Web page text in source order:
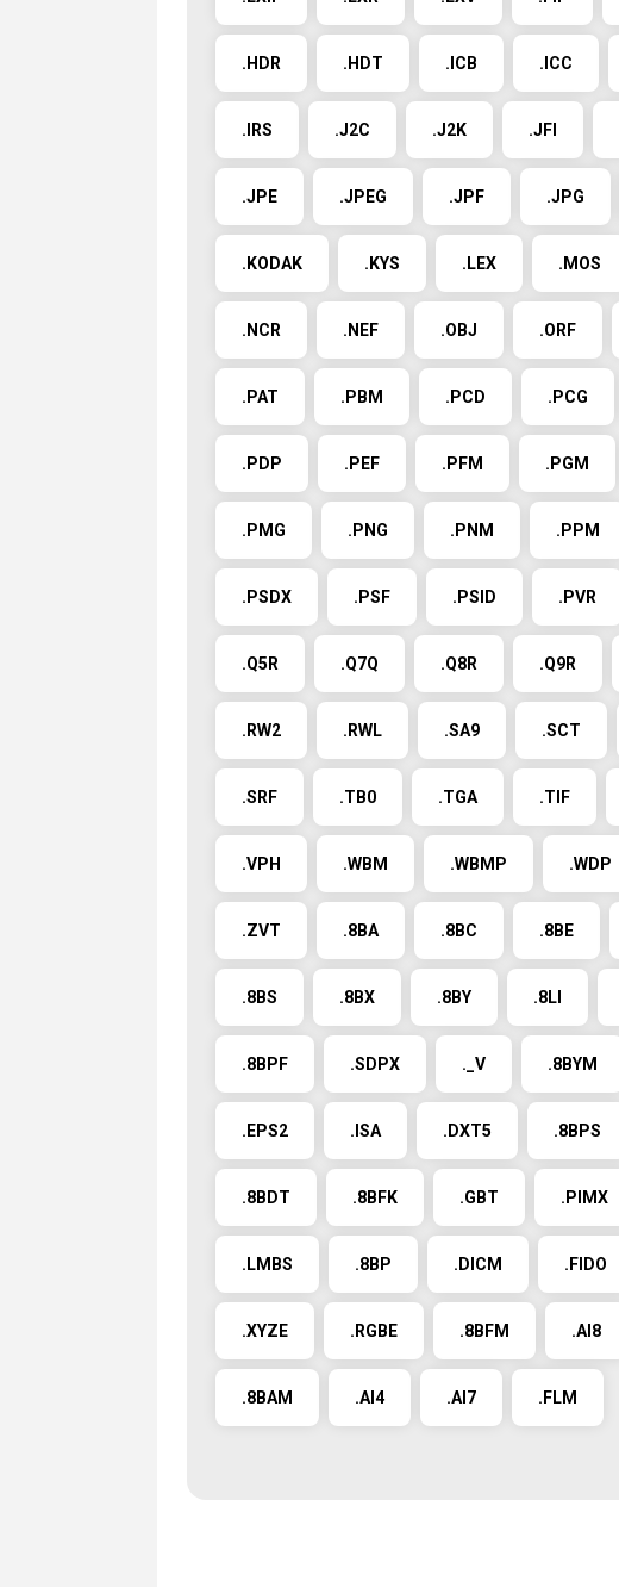
.HDR .HDT .ICB .ICC
.IRS .J2C .J2K .JFI
.JPE .JPEG .JPF .JPG
.KODAK .KYS .LEX .MOS
.NCR .NEF .OBJ .ORF
.PAT .PBM .PCD .PCG
.PDP .PEF .PFM .PGM
.PMG .PNG .PNM .PPM
.PSDX .PSF .PSID .PVR
.Q5R .Q7Q .Q8R .Q9R
.RW2 .RWL .SA9 .SCT
.SRF .TB0 .TGA .TIF
.VPH .WBM .WBMP .WDP
.ZVT .8BA .8BC .8BE
.8BS .8BX .8BY .8LI
.8BPF .SDPX ._V .8BYM
.EPS2 .ISA .DXT5 .8BPS
.8BDT .8BFK .GBT .PIMX
.LMBS .8BP .DICM .FIDO
.XYZE .RGBE .8BFM .AI8
.8BAM .AI4 .AI7 .FLM